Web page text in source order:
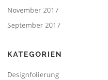
November 2017
September 2017
KATEGORIEN
Designfolierung